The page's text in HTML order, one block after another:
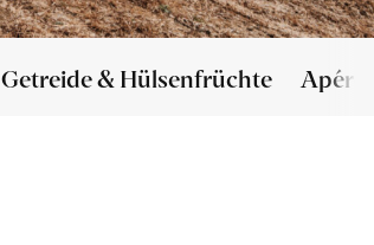
Getreide & Hülsenfrüchte Apéro